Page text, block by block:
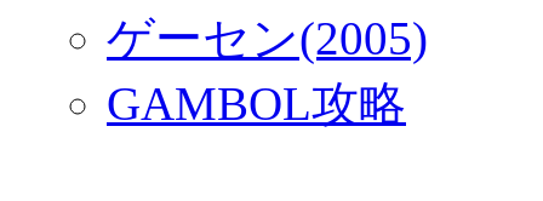
ゲーセン(2005)
GAMBOL攻略